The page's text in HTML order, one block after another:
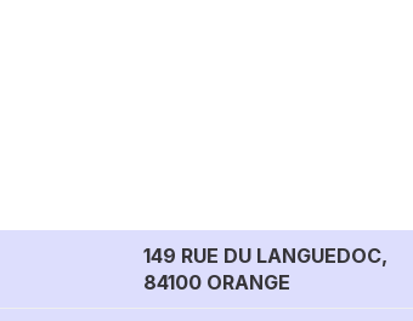
149 RUE DU LANGUEDOC,
84100 ORANGE